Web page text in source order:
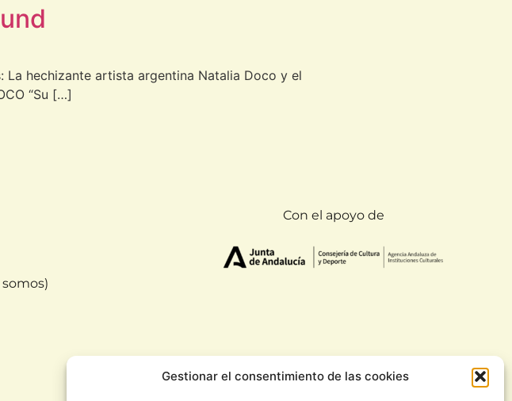
Gestionar el consentimiento de las cookies
hechizante artista argentina Natalia Doco y el
“Su […]
Con el apoyo de